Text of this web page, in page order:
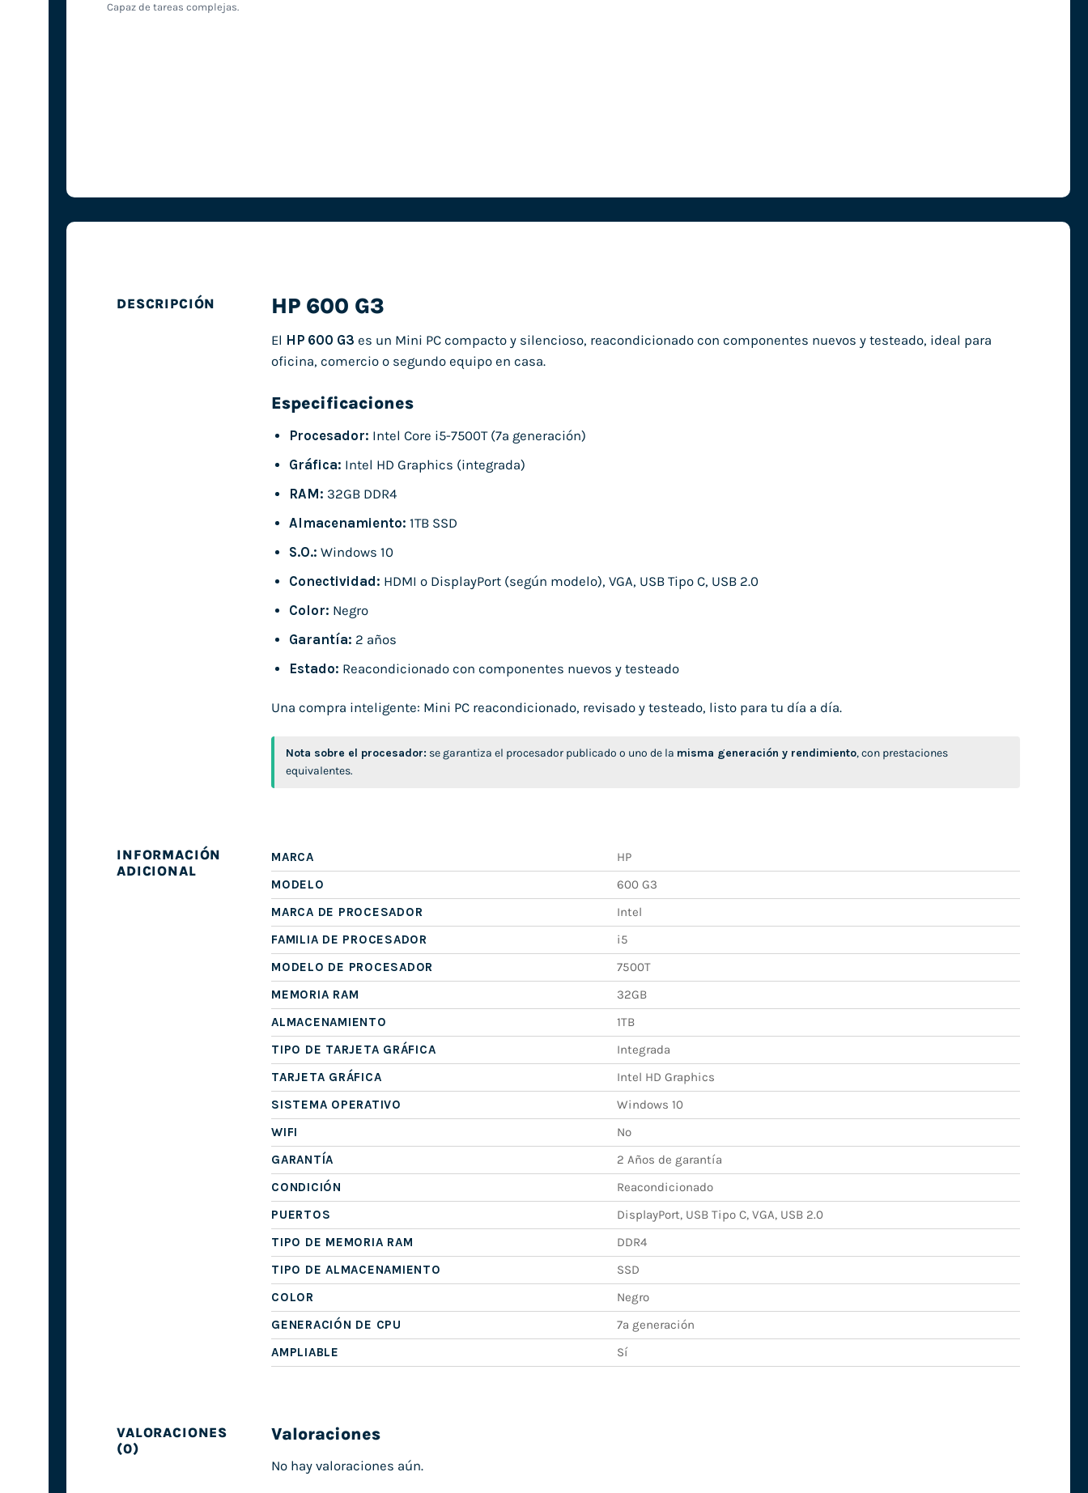
Capaz de tareas complejas.
DESCRIPCIÓN HP 600 G3
El HP 600 G3 es un Mini PC compacto y silencioso, reacondicionado con componentes nuevos y testeado, ideal para
oficina, comercio o segundo equipo en casa.
Especificaciones
Procesador: Intel Core i5-7500T (7ª generación)
Gráfica: Intel HD Graphics (integrada)
RAM: 32GB DDR4
Almacenamiento: 1TB SSD
S.O.: Windows 10
Conectividad: HDMI o DisplayPort (según modelo), VGA, USB Tipo C, USB 2.0
Color: Negro
Garantía: 2 años
Estado: Reacondicionado con componentes nuevos y testeado
Una compra inteligente: Mini PC reacondicionado, revisado y testeado, listo para tu día a día.
Nota sobre el procesador: se garantiza el procesador publicado o uno de la misma generación y rendimiento, con prestaciones
equivalentes.
INFORMACIÓN
ADICIONAL
MARCA
HP
MODELO
600 G3
MARCA DE PROCESADOR
Intel
FAMILIA DE PROCESADOR
i5
MODELO DE PROCESADOR
7500T
MEMORIA RAM
32GB
ALMACENAMIENTO
1TB
TIPO DE TARJETA GRÁFICA
Integrada
TARJETA GRÁFICA
Intel HD Graphics
SISTEMA OPERATIVO
Windows 10
WIFI
No
GARANTÍA
2 Años de garantía
CONDICIÓN
Reacondicionado
PUERTOS
DisplayPort, USB Tipo C, VGA, USB 2.0
TIPO DE MEMORIA RAM
DDR4
TIPO DE ALMACENAMIENTO
SSD
COLOR
Negro
GENERACIÓN DE CPU
7ª generación
AMPLIABLE
Sí
VALORACIONES
(0)
Valoraciones
No hay valoraciones aún.